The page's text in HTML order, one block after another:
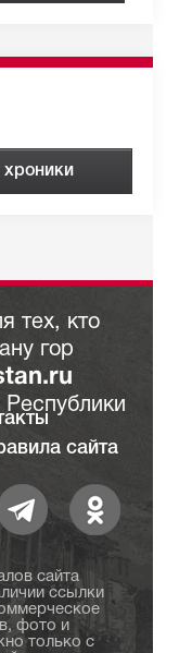
хроники
тех, кто
гор
Республики
сайта
сайта
ссылки
фото и
только с